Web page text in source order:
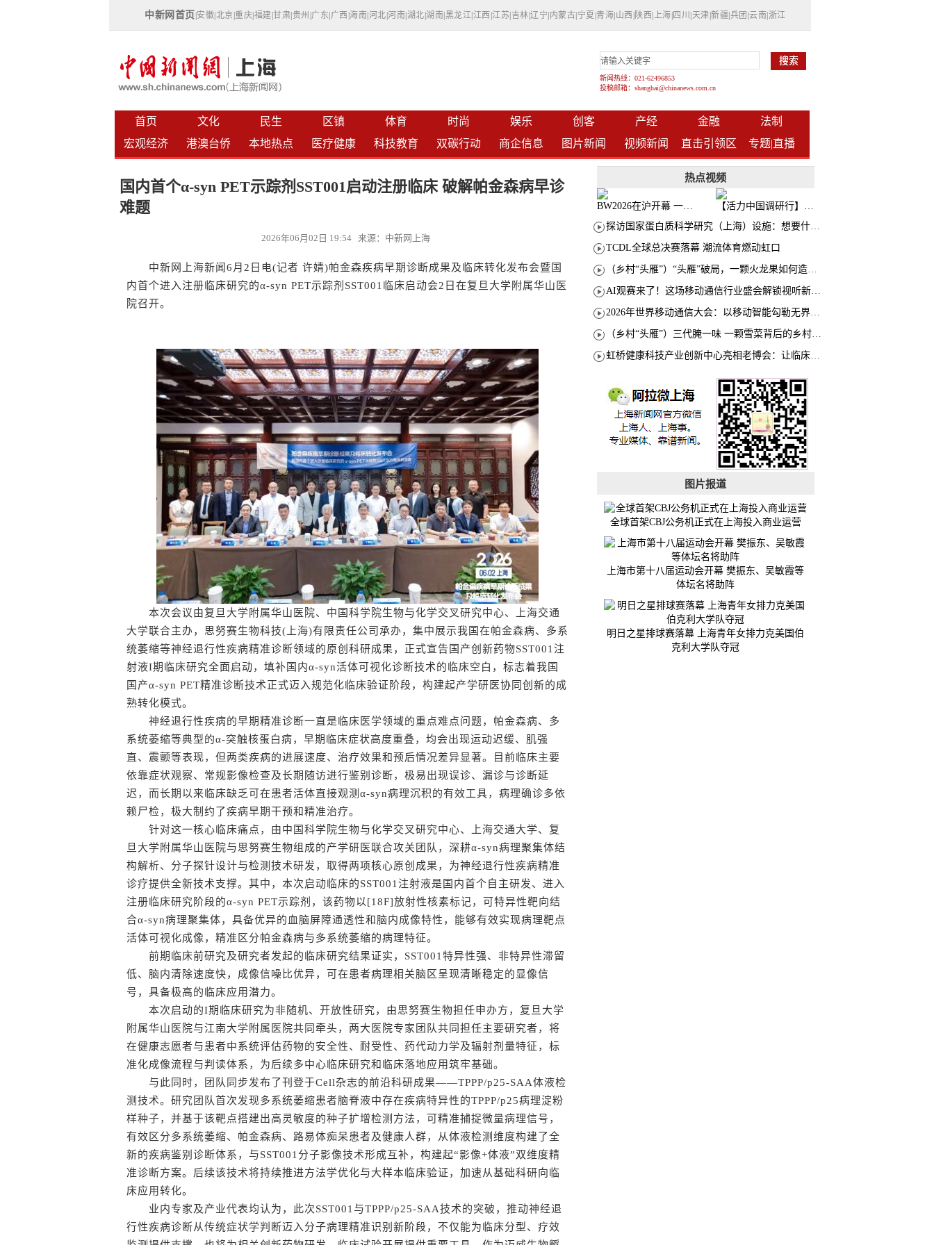
中新网首页 安徽 北京 |重庆 福建 |甘肃 贵州 广东 广西 海南 河北 |河南 湖北 |湖南 黑龙江 江西 江苏 吉林 |辽宁 内蒙古 宁夏 青海 山西 陕西 上海 四川 天津 |新疆 兵团 |云南 浙江
新闻热线：021-62496853
投稿邮箱：shanghai@chinanews.com.cn
首页 文化 民生 区镇 体育 时尚 娱乐 创客 产经 金融
法制
宏观经济
港澳台侨 本地热点 医疗健康 科技教育 双碳行动 商企信息 图片新闻 视频新闻 直击引领区 专题|直播
国内首个α-syn PET示踪剂SST001启动注册临床 破解帕金森病早诊
难题
2026年06月02日 19:54 来源：中新网上海
中新网上海新闻6月2日电(记者 许婧)帕金森疾病早期诊断成果及临床转化发布会暨国
内首个进入注册临床研究的α-syn PET示踪剂SST001临床启动会2日在复旦大学附属华山医
院召开。
本次会议由复旦大学附属华山医院、中国科学院生物与化学交叉研究中心、上海交通
大学联合主办，思努赛生物科技(上海)有限责任公司承办，集中展示我国在帕金森病、多系
统萎缩等神经退行性疾病精准诊断领域的原创科研成果，正式宣告国产创新药物SST001注
射液I期临床研究全面启动，填补国内α-syn活体可视化诊断技术的临床空白，标志着我国
国产α-syn PET精准诊断技术正式迈入规范化临床验证阶段，构建起产学研医协同创新的成
熟转化模式。
神经退行性疾病的早期精准诊断一直是临床医学领域的重点难点问题，帕金森病、多
系统萎缩等典型的α-突触核蛋白病，早期临床症状高度重叠，均会出现运动迟缓、肌强
直、震颤等表现，但两类疾病的进展速度、治疗效果和预后情况差异显著。目前临床主要
依靠症状观察、常规影像检查及长期随访进行鉴别诊断，极易出现误诊、漏诊与诊断延
迟，而长期以来临床缺乏可在患者活体直接观测α-syn病理沉积的有效工具，病理确诊多依
赖尸检，极大制约了疾病早期干预和精准治疗。
针对这一核心临床痛点，由中国科学院生物与化学交叉研究中心、上海交通大学、复
旦大学附属华山医院与思努赛生物组成的产学研医联合攻关团队，深耕α-syn病理聚集体结
构解析、分子探针设计与检测技术研发，取得两项核心原创成果，为神经退行性疾病精准
诊疗提供全新技术支撑。其中，本次启动临床的SST001注射液是国内首个自主研发、进入
注册临床研究阶段的α-syn PET示踪剂，该药物以[18F]放射性核素标记，可特异性靶向结
合α-syn病理聚集体，具备优异的血脑屏障通透性和脑内成像特性，能够有效实现病理靶点
活体可视化成像，精准区分帕金森病与多系统萎缩的病理特征。
前期临床前研究及研究者发起的临床研究结果证实，SST001特异性强、非特异性滞留
低、脑内清除速度快，成像信噪比优异，可在患者病理相关脑区呈现清晰稳定的显像信
号，具备极高的临床应用潜力。
本次启动的I期临床研究为非随机、开放性研究，由思努赛生物担任申办方，复旦大学
附属华山医院与江南大学附属医院共同牵头，两大医院专家团队共同担任主要研究者，将
在健康志愿者与患者中系统评估药物的安全性、耐受性、药代动力学及辐射剂量特征，标
准化成像流程与判读体系，为后续多中心临床研究和临床落地应用筑牢基础。
与此同时，团队同步发布了刊登于Cell杂志的前沿科研成果——TPPP/p25-SAA体液检
测技术。研究团队首次发现多系统萎缩患者脑脊液中存在疾病特异性的TPPP/p25病理淀粉
样种子，并基于该靶点搭建出高灵敏度的种子扩增检测方法，可精准捕捉微量病理信号，
有效区分多系统萎缩、帕金森病、路易体痴呆患者及健康人群，从体液检测维度构建了全
新的疾病鉴别诊断体系，与SST001分子影像技术形成互补，构建起“影像+体液”双维度精
准诊断方案。后续该技术将持续推进方法学优化与大样本临床验证，加速从基础科研向临
床应用转化。
业内专家及产业代表均认为，此次SST001与TPPP/p25-SAA技术的突破，推动神经退
行性疾病诊断从传统症状学判断迈入分子病理精准识别新阶段，不仅能为临床分型、疗效
热点视频
BW2026在沪开幕 一众次元品牌集中发布全新企划
【活力中国调研行】上海机器人研究院以技术标准撬动长三角智造协同
探访国家蛋白质科学研究（上海）设施：想要什么蛋白 AI直接设计合成
TCDL全球总决赛落幕 潮流体育燃动虹口
（乡村“头雁”）“头雁”破局，一颗火龙果如何造就沪上乡村特色产业化路径
AI观赛来了！这场移动通信行业盛会解锁视听新玩法
2026年世界移动通信大会：以移动智能勾勒无界普惠新愿景
（乡村“头雁”）三代腌一味 一颗雪菜背后的乡村致富经
虹桥健康科技产业创新中心亮相老博会：让临床“需求”定义银发经济新生态
图片报道
全球首架CBJ公务机正式在上海投入商业运营
上海市第十八届运动会开幕 樊振东、吴敏霞等
体坛名将助阵
明日之星排球赛落幕 上海青年女排力克美国伯
克利大学队夺冠